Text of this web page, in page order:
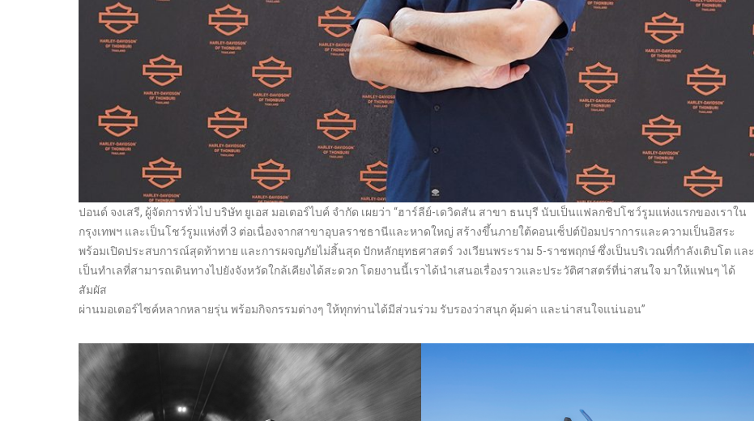
ปอนด์ จงเสรี, ผู้จัดการทั่วไป บริษัท ยูเอส มอเตอร์ไบค์ จำกัด เผยว่า “ฮาร์ลีย์-เดวิดสัน สาขา ธนบุรี นับเป็นแฟลกชิปโชว์รูมแห่งแรกของเราใน
กรุงเทพฯ และเป็นโชว์รูมแห่งที่ 3 ต่อเนื่องจากสาขาอุบลราชธานีและหาดใหญ่ สร้างขึ้นภายใต้คอนเซ็ปต์ป้อมปราการและความเป็นอิสระ
พร้อมเปิดประสบการณ์สุดท้าทาย และการผจญภัยไม่สิ้นสุด ปักหลักยุทธศาสตร์ วงเวียนพระราม 5-ราชพฤกษ์ ซึ่งเป็นบริเวณที่กำลังเติบโต และ
เป็นทำเลที่สามารถเดินทางไปยังจังหวัดใกล้เคียงได้สะดวก โดยงานนี้เราได้นำเสนอเรื่องราวและประวัติศาสตร์ที่น่าสนใจ มาให้แฟนๆ ได้
สัมผัส
ผ่านมอเตอร์ไซค์หลากหลายรุ่น พร้อมกิจกรรมต่างๆ ให้ทุกท่านได้มีส่วนร่วม รับรองว่าสนุก คุ้มค่า และน่าสนใจแน่นอน”